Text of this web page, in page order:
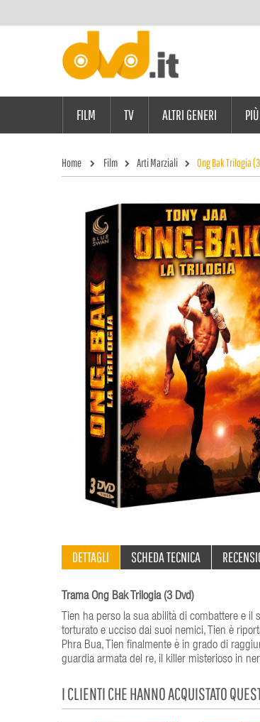
FILM TV ALTRI GENERI
Home Film Arti Marziali Ong Bak Trilogia
DETTAGLI SCHEDA TECNICA
Trama Ong Bak Trilogia (3 Dvd)
Tien ha perso la sua abilità di combattere e
torturato e ucciso dai suoi nemici, Tien è
Phra Bua, Tien finalmente è in grado di
guardia armata del re, il killer misterioso in
I CLIENTI CHE HANNO ACQUISTATO